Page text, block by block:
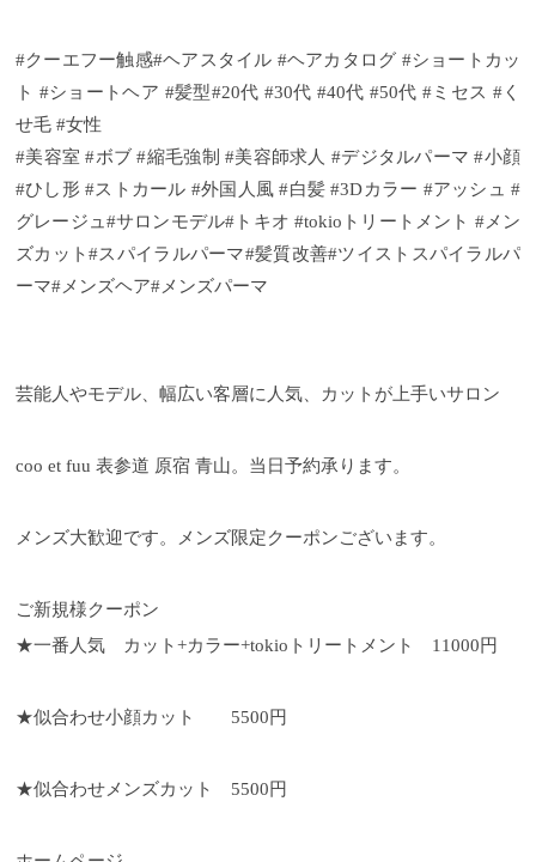
#クーエフー触感#ヘアスタイル #ヘアカタログ #ショートカッ
ト #ショートヘア #髪型#20代 #30代 #40代 #50代 #ミセス #く
せ毛 #女性
#美容室 #ボブ #縮毛強制 #美容師求人 #デジタルパーマ #小顔
#ひし形 #ストカール #外国人風 #白髪 #3Dカラー #アッシュ #
グレージュ#サロンモデル#トキオ #tokioトリートメント #メン
ズカット#スパイラルパーマ#髪質改善#ツイストスパイラルパ
ーマ#メンズヘア#メンズパーマ
芸能人やモデル、幅広い客層に人気、カットが上手いサロン
coo et fuu 表参道 原宿 青山。当日予約承ります。
メンズ大歓迎です。メンズ限定クーポンございます。
ご新規様クーポン
★一番人気 カット+カラー+tokioトリートメント 11000円
★似合わせ小顔カット 5500円
★似合わせメンズカット 5500円